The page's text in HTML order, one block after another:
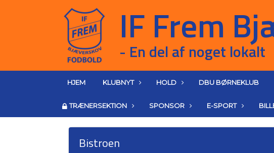
HJEM KLUBNYT HOLD DBU BØRNEKLUB
TRÆNERSEKTION SPONSOR E-SPORT
Bistroen